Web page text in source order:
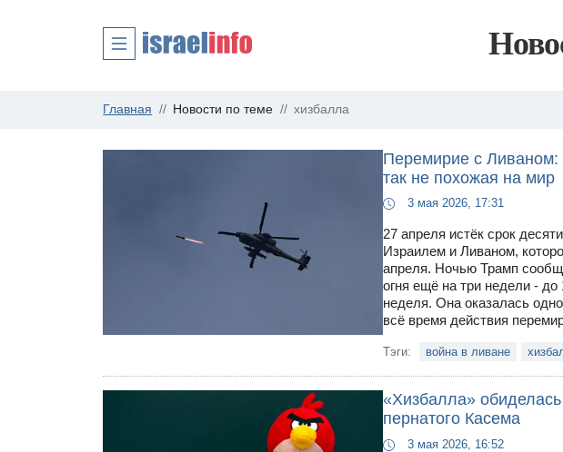
Главная Новости по теме хизбалла
Перемирие с Ливаном:
так не похожая на мир
3 мая 2026, 17:31
27 апреля истёк срок
Израилем и Ливаном,
апреля. Ночью Трамп
огня ещё на три недели -
неделя. Она оказалась
всё время действия
Тэги: война в ливане
«Хизбалла»
пернатого Касема
3 мая 2026, 16:52